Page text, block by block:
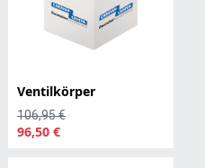
Ventilkörper
106,95 €
96,50 €